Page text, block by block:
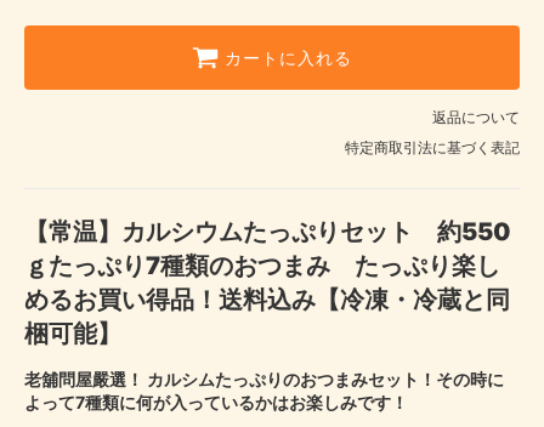
カートに入れる
返品について
特定商取引法に基づく表記
【常温】カルシウムたっぷりセット 約550
ｇたっぷり7種類のおつまみ たっぷり楽し
めるお買い得品！送料込み【冷凍・冷蔵と同
梱可能】
老舖問屋嚴選！ カルシムたっぷりのおつまみセット！その時に
よって7種類に何が入っているかはお楽しみです！